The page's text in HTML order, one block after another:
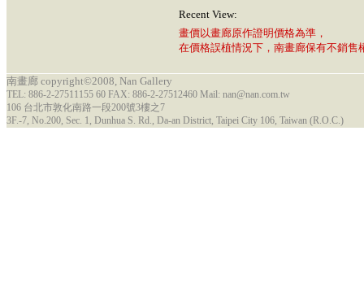
Recent View:
畫價以畫廊原作證明價格為準，
在價格誤植情況下，南畫廊保有不銷售
南畫廊 copyright©2008, Nan Gallery
TEL: 886-2-27511155 60 FAX: 886-2-27512460 Mail: nan@nan.com.tw
106 台北市敦化南路一段200號3樓之7
3F.-7, No.200, Sec. 1, Dunhua S. Rd., Da-an District, Taipei City 106, Taiwan (R.O.C.)